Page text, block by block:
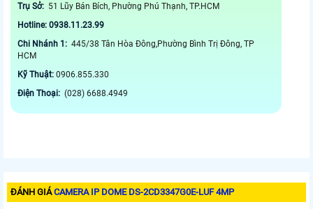
Trụ Sở: 51 Lũy Bán Bích, Phường Phú Thạnh, TP.HCM
Hotline: 0938.11.23.99
Chi Nhánh 1: 445/38 Tân Hòa Đông,Phường Bình Trị Đông, TP
HCM
Kỹ Thuật: 0906.855.330
Điện Thoại: (028) 6688.4949
ĐÁNH GIÁCAMERA IP DOME DS-2CD3347G0E-LUF 4MP